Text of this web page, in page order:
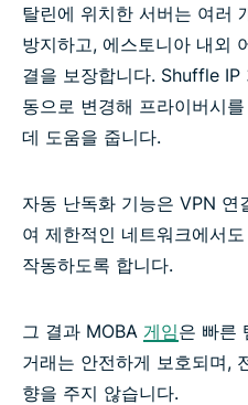
탈린에 위치한 서버는 여러
방지하고, 에스토니아 내외
결을 보장합니다. Shuffle
동으로 변경해 프라이버시
데 도움을 줍니다.
자동 난독화 기능은 VPN
여 제한적인 네트워크에서
작동하도록 합니다.
그 결과 MOBA 게임은 빠른
거래는 안전하게 보호되며,
향을 주지 않습니다.